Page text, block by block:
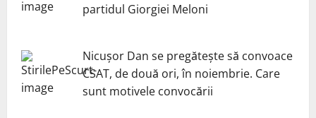
partidul Giorgiei Meloni
Nicuşor Dan se pregăteşte să convoace
CSAT, de două ori, în noiembrie. Care
sunt motivele convocării